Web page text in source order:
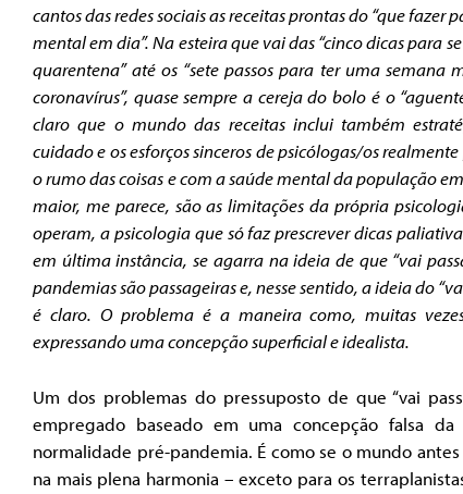
cantos das redes sociais as receitas prontas do “que fazer
mental em dia”. Na esteira que vai das “cinco dicas para
quarentena” até os “sete passos para ter uma semana
coronavírus”, quase sempre a cereja do bolo é o
claro que o mundo das receitas inclui também
cuidado e os esforços sinceros de psicólogas/os
o rumo das coisas e com a saúde mental da população
maior, me parece, são as limitações da própria
operam, a psicologia que só faz prescrever dicas
em última instância, se agarra na ideia de que “vai
pandemias são passageiras e, nesse sentido, a ideia do
é claro. O problema é a maneira como, muitas
expressando uma concepção superficial e idealista.
Um dos problemas do pressuposto de que “vai
empregado baseado em uma concepção falsa
normalidade pré-pandemia. É como se o mundo
na mais plena harmonia – exceto para os